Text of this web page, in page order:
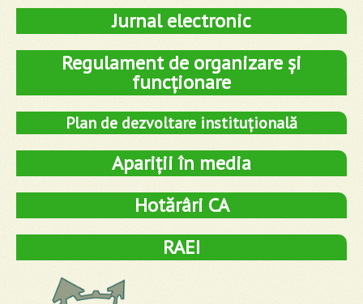
Jurnal electronic
Regulament de organizare și
funcționare
Plan de dezvoltare instituțională
Apariții în media
Hotărâri CA
RAEI